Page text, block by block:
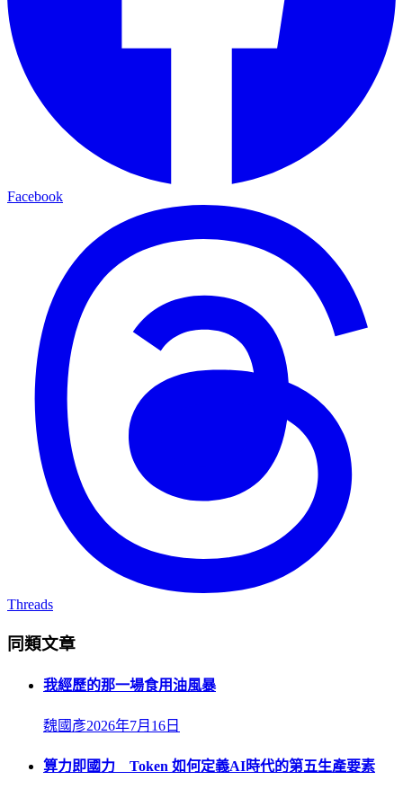
Facebook
Threads
同類文章
我經歷的那一場食用油風暴
魏國彥2026年7月16日
算力即國力 Token 如何定義AI時代的第五生產要素